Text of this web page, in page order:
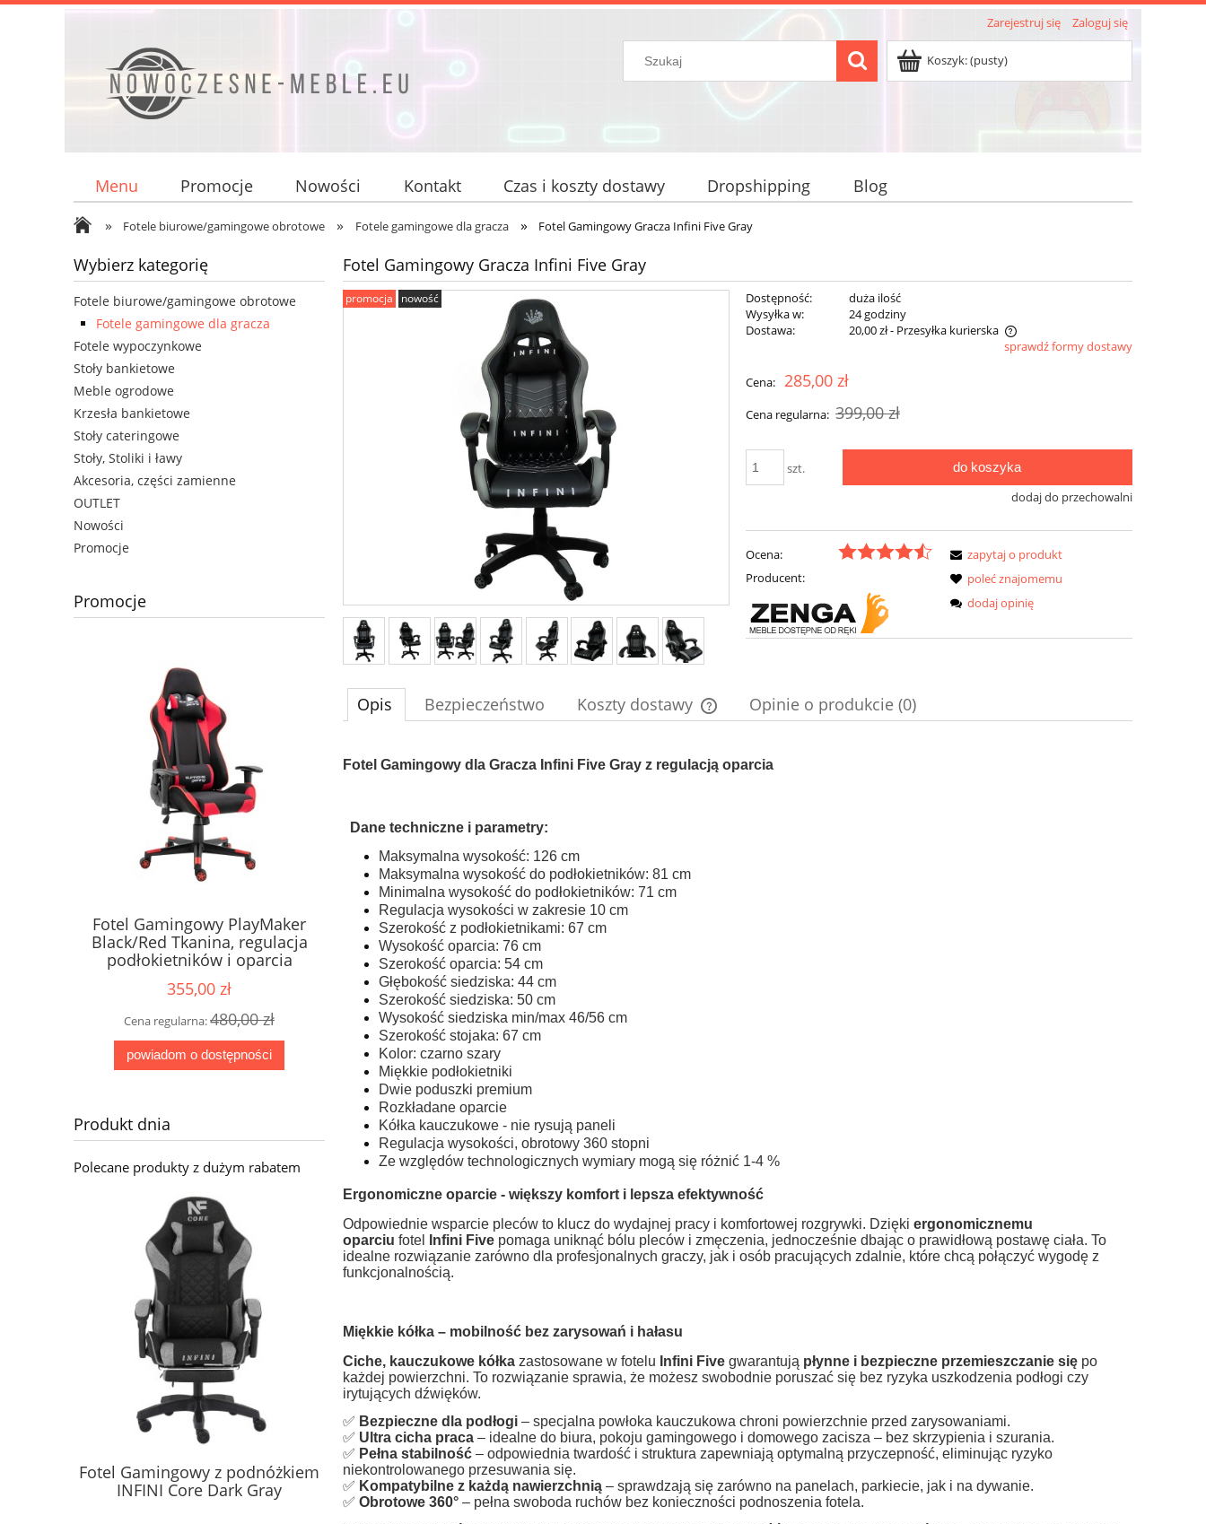
Zarejestruj się Zaloguj się
Koszyk:(pusty)
Menu Promocje Nowości Kontakt Czas i koszty dostawy Dropshipping Blog
» Fotele biurowe/gamingowe obrotowe » Fotele gamingowe dla gracza » Fotel Gamingowy Gracza Infini Five Gray
Wybierz kategorię
Fotele biurowe/gamingowe obrotowe
Fotele gamingowe dla gracza
Fotele wypoczynkowe
Stoły bankietowe
Meble ogrodowe
Krzesła bankietowe
Stoły cateringowe
Stoły, Stoliki i ławy
Akcesoria, części zamienne
OUTLET
Nowości
Promocje
Promocje
Fotel Gamingowy PlayMaker
Black/Red Tkanina, regulacja
podłokietników i oparcia
355,00 zł
Cena regularna:480,00 zł
powiadom o dostępności
Produkt dnia
Polecane produkty z dużym rabatem
Fotel Gamingowy z podnóżkiem
INFINI Core Dark Gray
Fotel Gamingowy dla graczy
tkanina EXTREME XTR Light Gray
Light Blue
Extreme ENZO White
Fotel Gamingowy Gracza Infini Five Gray
promocja nowość Dostępność:
duża ilość
Wysyłka w:
24 godziny
Dostawa:
20,00 zł- Przesyłka kurierska
płatności
sprawdź formy dostawy
Cena: 285,00 zł
Cena regularna: 399,00 zł
szt. do koszyka
dodaj do przechowalni
Ocena:
Producent:
zapytaj o produkt
poleć znajomemu
dodaj opinię
Opis Bezpieczeństwo Koszty dostawy
płatności
Opinie o produkcie (0)
Fotel Gamingowy dla Gracza Infini Five Gray z regulacją oparcia
Dane techniczne i parametry:
Maksymalna wysokość: 126 cm
Maksymalna wysokość do podłokietników: 81 cm
Minimalna wysokość do podłokietników: 71 cm
Regulacja wysokości w zakresie 10 cm
Szerokość z podłokietnikami: 67 cm
Wysokość oparcia: 76 cm
Szerokość oparcia: 54 cm
Głębokość siedziska: 44 cm
Szerokość siedziska: 50 cm
Wysokość siedziska min/max 46/56 cm
Szerokość stojaka: 67 cm
Kolor: czarno szary
Miękkie podłokietniki
Dwie poduszki premium
Rozkładane oparcie
Kółka kauczukowe - nie rysują paneli
Regulacja wysokości, obrotowy 360 stopni
Ze względów technologicznych wymiary mogą się różnić 1-4 %
Ergonomiczne oparcie - większy komfort i lepsza efektywność
Odpowiednie wsparcie pleców to klucz do wydajnej pracy i komfortowej rozgrywki. Dzięki ergonomicznemu
oparciu fotel Infini Five pomaga uniknąć bólu pleców i zmęczenia, jednocześnie dbając o prawidłową postawę ciała. To
idealne rozwiązanie zarówno dla profesjonalnych graczy, jak i osób pracujących zdalnie, które chcą połączyć wygodę z
funkcjonalnością.
Miękkie kółka – mobilność bez zarysowań i hałasu
Ciche, kauczukowe kółka zastosowane w fotelu Infini Five gwarantują płynne i bezpieczne przemieszczanie się po
każdej powierzchni. To rozwiązanie sprawia, że możesz swobodnie poruszać się bez ryzyka uszkodzenia podłogi czy
irytujących dźwięków.
✅ Bezpieczne dla podłogi – specjalna powłoka kauczukowa chroni powierzchnie przed zarysowaniami.
✅ Ultra cicha praca – idealne do biura, pokoju gamingowego i domowego zacisza – bez skrzypienia i szurania.
✅ Pełna stabilność – odpowiednia twardość i struktura zapewniają optymalną przyczepność, eliminując ryzyko
niekontrolowanego przesuwania się.
✅ Kompatybilne z każdą nawierzchnią – sprawdzają się zarówno na panelach, parkiecie, jak i na dywanie.
✅ Obrotowe 360° – pełna swoboda ruchów bez konieczności podnoszenia fotela.